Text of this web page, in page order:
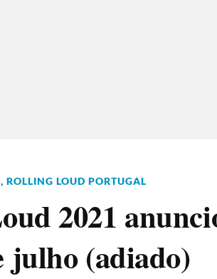
, ROLLING LOUD PORTUGAL
2021
julho (adiado)